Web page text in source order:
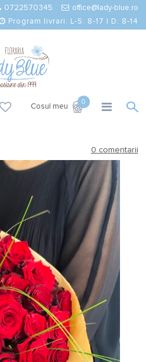
0722570345
office@lady-blue.ro
Program livrari: L-S: 8-17 | D: 8-14
Cosul meu
0
0 comentarii